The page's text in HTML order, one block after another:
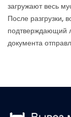
загружают весь
После разгрузки,
подтверждающий
документа